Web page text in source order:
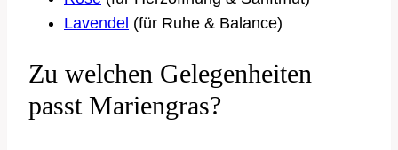
Lavendel (für Ruhe & Balance)
Zu welchen Gelegenheiten
passt Mariengras?